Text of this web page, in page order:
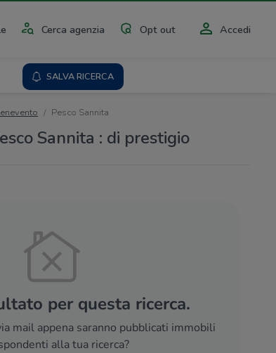
Cerca agenzia Opt out Accedi
SALVA RICERCA
Pesco Sannita
Sannita : di prestigio
per questa ricerca.
mail appena saranno pubblicati immobili
alla tua ricerca?